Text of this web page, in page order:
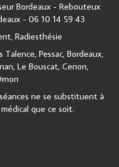
Bordeaux - Rebouteux
- 06 10 14 59 43
Radiesthésie
Pessac, Bordeaux,
Le Bouscat, Cenon,
ne se substituent à
que ce soit.